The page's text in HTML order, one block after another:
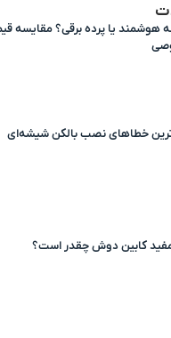
هوشمند یا پرده برقی؟ مقایسه
خطاهای نصب بالکن شیشه‌ای
کابین دوش چقدر است؟